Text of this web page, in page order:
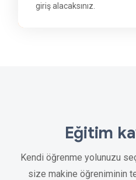
giriş alacaksınız.
Eğitim
Kendi öğrenme yolunuzu
size makine öğreniminin